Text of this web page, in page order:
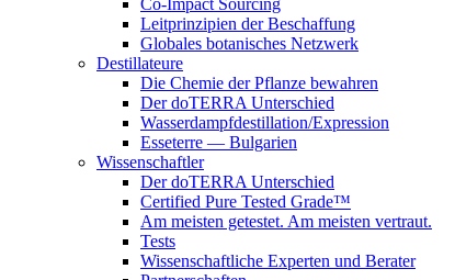
Co-Impact Sourcing
Leitprinzipien der Beschaffung
Globales botanisches Netzwerk
Destillateure
Die Chemie der Pflanze bewahren
Der doTERRA Unterschied
Wasserdampfdestillation/Expression
Esseterre — Bulgarien
Wissenschaftler
Der doTERRA Unterschied
Certified Pure Tested Grade™
Am meisten getestet. Am meisten vertraut.
Tests
Wissenschaftliche Experten und Berater